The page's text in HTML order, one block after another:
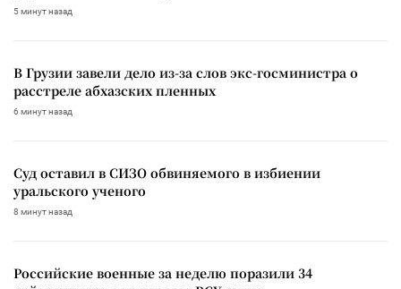
5 минут назад
В Грузии завели дело из-за слов экс-госминистра о
расстреле абхазских пленных
6 минут назад
Суд оставил в СИЗО обвиняемого в избиении
уральского ученого
8 минут назад
Российские военные за неделю поразили 34